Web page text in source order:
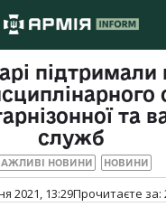
підтримали
та
служб
НОВИНИ НОВИНИ
2021, 13:29Прочитаєте за: